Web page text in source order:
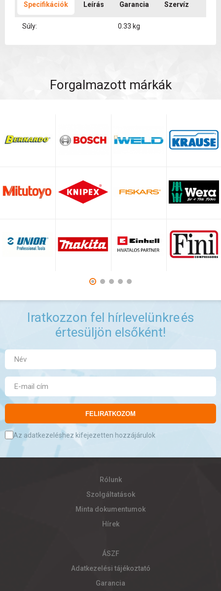
Specifikációk Leírás Garancia Szervíz
Súly: 0.33 kg
Forgalmazott márkák
Iratkozzon fel hírlevelünkreés
értesüljön elsőként!
FELIRATKOZOM
Az adatkezeléshez kifejezetten hozzájárulok
Rólunk
Szolgáltatások
Minta dokumentumok
Hírek
ÁSZF
Adatkezelési tájékoztató
Garancia